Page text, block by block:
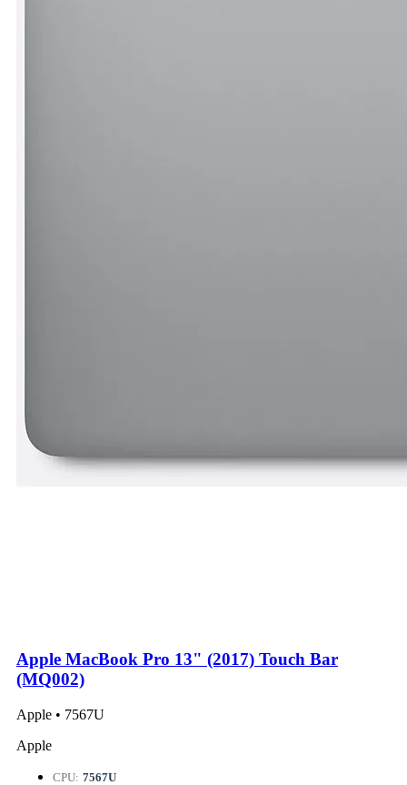
Apple MacBook Pro 13" (2017) Touch Bar
(MQ002)
Apple • 7567U
Apple
CPU: 7567U